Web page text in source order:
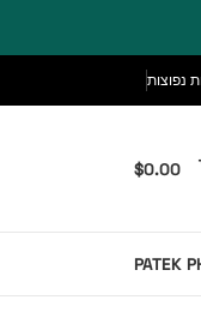
נפוצות
$0.00
PATEK